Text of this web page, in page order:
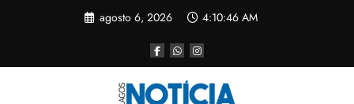
agosto 6, 2026 4:10:46 AM